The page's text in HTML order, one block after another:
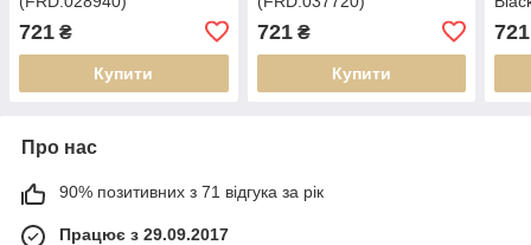
721 ₴
Купити
721₴
Купити
721
Про нас
90% позитивних з 71 відгука за рік
Працює з 29.09.2017